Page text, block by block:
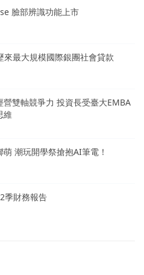
臉部辨識功能上市
來最大規模國際銀團社會貸款
雙軸競爭力 投資長受臺大EMBA
維
潮玩開學祭搶抱AI筆電！
季財務報告